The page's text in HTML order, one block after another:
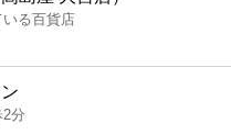
る百貨店
分